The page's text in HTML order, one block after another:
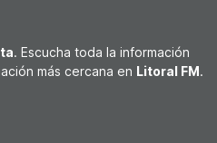
. Escucha toda la información
más cercana en Litoral FM.